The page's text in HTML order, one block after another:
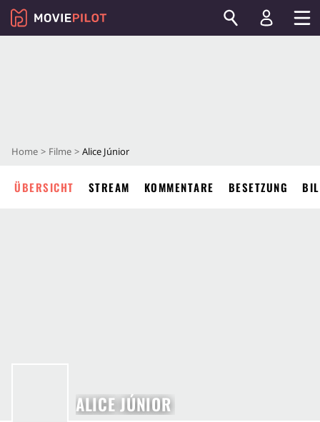
Home Filme Alice Júnior
ÜBERSICHT STREAM KOMMENTARE BESETZUNG
ALICE JÚNIOR